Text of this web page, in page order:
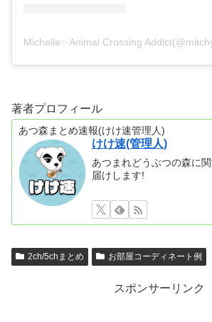
著者プロフィール
あつ森まとめ速報(けけ速管理人)
けけ速(管理人)
あつまれどうぶつの森に
届けします!
2ch/5chまとめ お部屋コーディネート例
スポンサーリンク